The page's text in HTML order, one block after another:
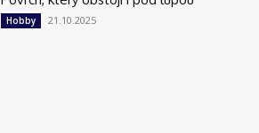
Hobby 21.10.2025